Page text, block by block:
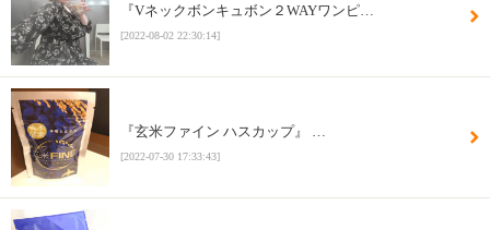
『Vネックボンキュボン２WAYワンピ…
[2022-08-02 22:30:14]
『玄米ファイン ハスカップ』 …
[2022-07-30 17:33:43]